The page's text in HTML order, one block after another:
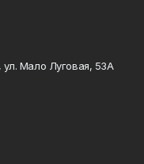
ул. Мало Луговая, 53А